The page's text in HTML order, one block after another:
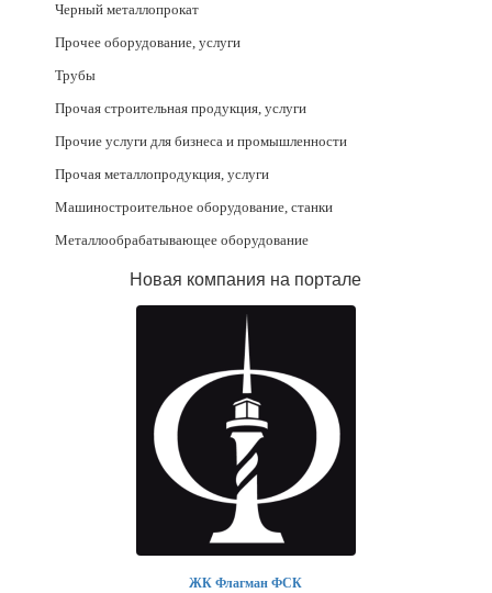
Черный металлопрокат
Прочее оборудование, услуги
Трубы
Прочая строительная продукция, услуги
Прочие услуги для бизнеса и промышленности
Прочая металлопродукция, услуги
Машиностроительное оборудование, станки
Металлообрабатывающее оборудование
Новая компания на портале
ЖК Флагман ФСК